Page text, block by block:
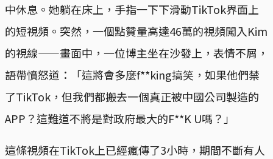
中休息。她躺在床上，手指一下下滑動TikTok界面上
的短視頻。突然，一個點贊量高達46萬的視頻闖入Kim
的視線——畫面中，一位博主坐在沙發上，表情不屑，
語帶憤怒道：「這將會多麼f**king搞笑，如果他們禁
了TikTok，但我們都搬去一個真正被中國公司製造的
APP？這難道不將是對政府最大的F**K U嗎？」
這條視頻在TikTok上已經瘋傳了3小時，期間不斷有人